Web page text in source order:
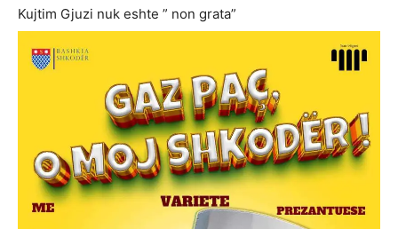
Kujtim Gjuzi nuk eshte ” non grata”